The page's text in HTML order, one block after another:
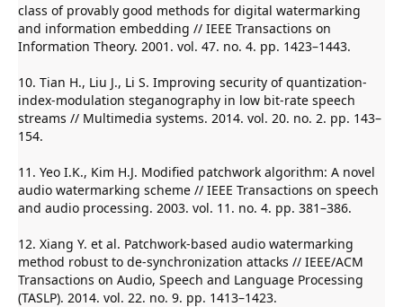
class of provably good methods for digital watermarking
and information embedding // IEEE Transactions on
Information Theory. 2001. vol. 47. no. 4. pp. 1423–1443.
10. Tian H., Liu J., Li S. Improving security of quantization-
index-modulation steganography in low bit-rate speech
streams // Multimedia systems. 2014. vol. 20. no. 2. pp. 143–
154.
11. Yeo I.K., Kim H.J. Modified patchwork algorithm: A novel
audio watermarking scheme // IEEE Transactions on speech
and audio processing. 2003. vol. 11. no. 4. pp. 381–386.
12. Xiang Y. et al. Patchwork-based audio watermarking
method robust to de-synchronization attacks // IEEE/ACM
Transactions on Audio, Speech and Language Processing
(TASLP). 2014. vol. 22. no. 9. pp. 1413–1423.